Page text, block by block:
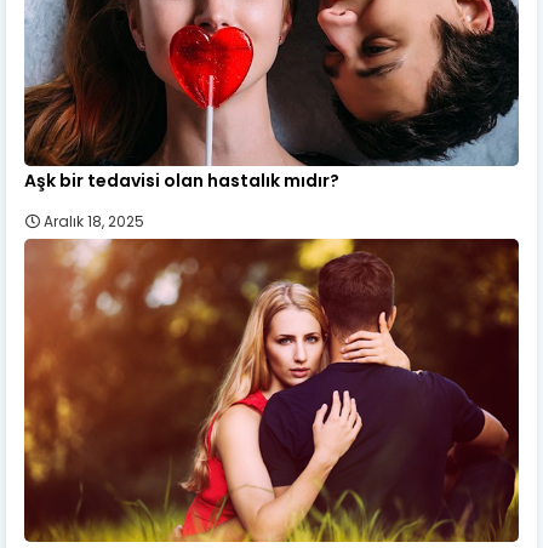
Aşk bir tedavisi olan hastalık mıdır?
Aralık 18, 2025